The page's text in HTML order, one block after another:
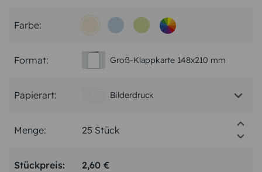
Farbe:
Format: Groß-Klappkarte 148x210 mm
Papierart: Bilderdruck
Menge:
Stückpreis: 2,60 €